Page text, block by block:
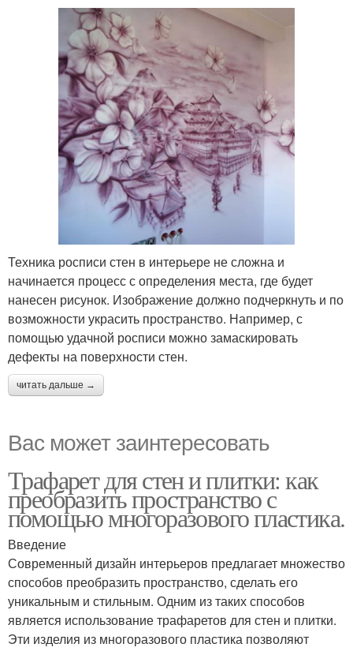
Техника росписи стен в интерьере не сложна и
начинается процесс с определения места, где будет
нанесен рисунок. Изображение должно подчеркнуть и по
возможности украсить пространство. Например, с
помощью удачной росписи можно замаскировать
дефекты на поверхности стен.
читать дальше →
Вас может заинтересовать
Трафарет для стен и плитки: как
преобразить пространство с
помощью многоразового пластика.
Введение
Современный дизайн интерьеров предлагает множество
способов преобразить пространство, сделать его
уникальным и стильным. Одним из таких способов
является использование трафаретов для стен и плитки.
Эти изделия из многоразового пластика позволяют